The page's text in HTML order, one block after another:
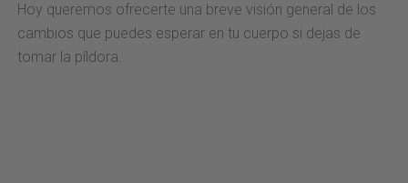
Hoy queremos ofrecerte una breve visión general de los
cambios que puedes esperar en tu cuerpo si dejas de
tomar la píldora.